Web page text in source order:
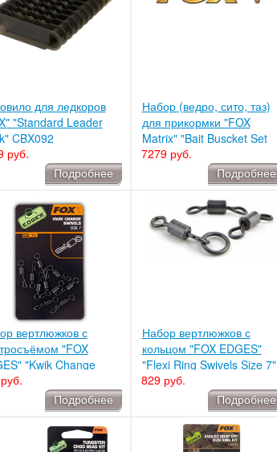
для ледкоров
"Standard Leader
CBX092
руб.
Подробнее
Набор (ведро, сито, таз)
для прикормки "FOX
Matrix" "Bait Buscket Set
(Lime)" GBT020
7279 руб.
Подробнее
вертлюжков с
"FOX
"Kwik Change
(уп. 10 шт.)
Подробнее
Набор вертлюжков с
кольцом "FOX EDGES"
"Flexi Ring Swivels Size 7"
(уп. 10 шт.) CAC528
829 руб.
Подробнее